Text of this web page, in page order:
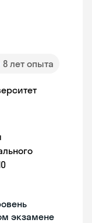
8 лет опыта
экзамене